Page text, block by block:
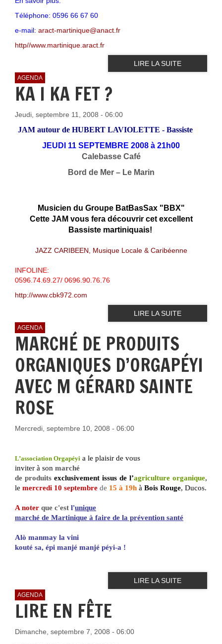
Téléphone: 0596 66 67 60
e-mail: aract-martinique@anact.fr
http//www.martinique.aract.fr
LIRE LA SUITE
AGENDA
KA I KA FET ?
Jeudi, septembre 11, 2008 - 06:00
JAM autour de HUBERT LAVIOLETTE - Bassiste
J EUDI 11 SEPTEMBRE 2008 à 21h00
Calebasse Café
Bord de Mer – Le Marin
Musicien du Groupe BatBasSax "BBX"
Cette JAM vous fera découvrir cet excellent
Bassiste martiniquais!
JAZZ CARIBEEN, Musique Locale & Caribéenne
INFOLINE:
0596.74.69.27/ 0696.90.76.76
http://www.cbk972.com
LIRE LA SUITE
AGENDA
MARCHÉ DE PRODUITS
ORGANIQUES D’ORGAPÉYI
AVEC M GÉRARD SAINTE
ROSE
Mercredi, septembre 10, 2008 - 06:00
L’association Orgapéyi a le plaisir de vous
inviter à son marché
de produits exclusivement issus de l’agriculture organique,
le mercredi 10 septembre de 15 à 19h à Bois Rouge, Ducos.
A noter que c'est l'unique
marché de Martinique à faire de la prévention santé
Alò manmay la vini
kouté sa, épi manjé manjé péyi-a !
LIRE LA SUITE
AGENDA
LIRE EN FÊTE
Dimanche, septembre 7, 2008 - 06:00